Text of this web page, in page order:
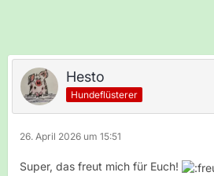
Hesto
Hundeflüsterer
26. April 2026 um 15:51
Super, das freut mich für Euch!